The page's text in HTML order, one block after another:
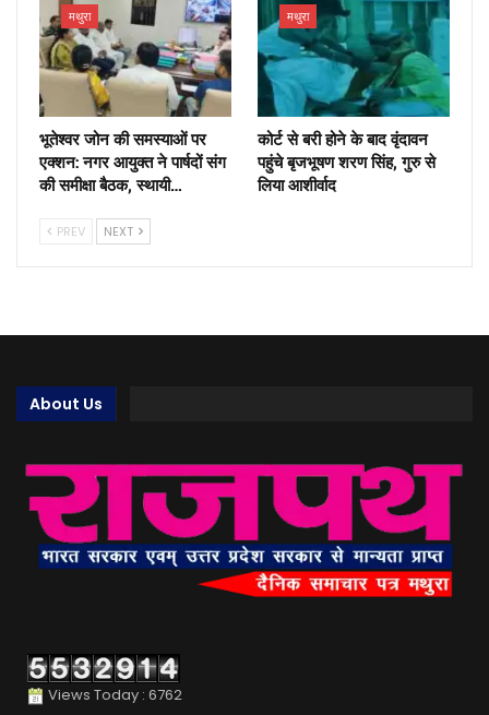
मथुरा
भूतेश्वर जोन की समस्याओं पर
एक्शन: नगर आयुक्त ने पार्षदों संग
की समीक्षा बैठक, स्थायी…
मथुरा
कोर्ट से बरी होने के बाद वृंदावन
पहुंचे बृजभूषण शरण सिंह, गुरु से
लिया आशीर्वाद
PREV NEXT
About Us
Views Today : 6762